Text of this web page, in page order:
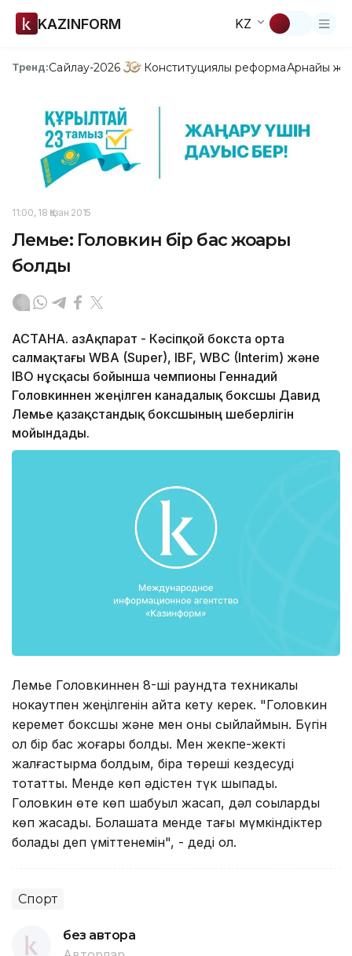
KAZINFORM KZ
Тренд:Сайлау-2026 Конституциялық реформаАрнайы
11:00, 18 Қазан 2015
Лемье: Головкин бір бас жоғары
болды
АСТАНА. ҚазАқпарат - Кәсіпқой бокста орта
салмақтағы WBA (Super), IBF, WBC (Interim) және
IBO нұсқасы бойынша чемпионы Геннадий
Головкиннен жеңілген канадалық боксшы Давид
Лемье қазақстандық боксшының шеберлігін
мойындады.
Лемье Головкиннен 8-ші раундта теxникалық
нокаутпен жеңілгенін айта кету керек. "Головкин
керемет боксшы және мен оны сыйлаймын. Бүгін
ол бір бас жоғары болды. Мен жекпе-жекті
жалғастырмақ болдым, бірақ төреші кездесуді
тоқтатты. Менде көп әдістен түк шықпады.
Головкин өте көп шабуыл жасап, дәл соққыларды
көп жасады. Болашақта менде тағы мүмкіндіктер
болады деп үміттенемін", - деді ол.
Спорт
без автора